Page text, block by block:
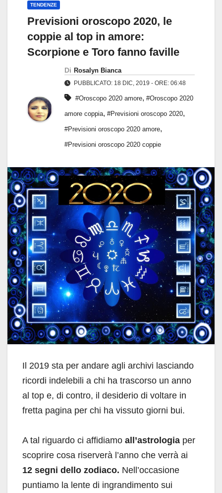
TENDENZE
Previsioni oroscopo 2020, le
coppie al top in amore:
Scorpione e Toro fanno faville
Di Rosalyn Bianca
PUBBLICATO: 18 DIC, 2019 - ORE: 06:48
#Oroscopo 2020 amore, #Oroscopo 2020
amore coppia, #Previsioni oroscopo 2020,
#Previsioni oroscopo 2020 amore,
#Previsioni oroscopo 2020 coppie
Il 2019 sta per andare agli archivi lasciando
ricordi indelebili a chi ha trascorso un anno
al top e, di contro, il desiderio di voltare in
fretta pagina per chi ha vissuto giorni bui.
A tal riguardo ci affidiamo all’astrologia per
scoprire cosa riserverà l’anno che verrà ai
12 segni dello zodiaco. Nell’occasione
puntiamo la lente di ingrandimento sui